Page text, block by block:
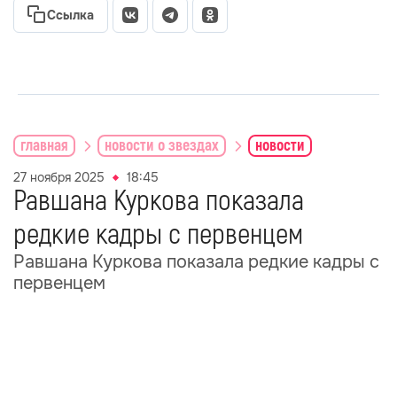
Ссылка
главная новости о звездах новости
27 ноября 2025 18:45
Равшана Куркова показала
редкие кадры с первенцем
Равшана Куркова показала редкие кадры с
первенцем